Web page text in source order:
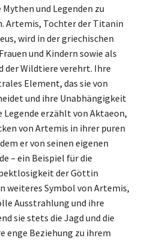
und Legenden zu
Artemis, Tochter der Titanin
wird in der griechischen
und Kindern sowie als
der Wildtiere verehrt. Ihre
Element, das sie von
und ihre Unabhängigkeit
erzählt von Aktaeon,
von Artemis in ihrer puren
er von seinen eigenen
– ein Beispiel für die
der Göttin
weiteres Symbol von Artemis,
Ausstrahlung und ihre
sie stets die Jagd und die
enge Beziehung zu ihrem